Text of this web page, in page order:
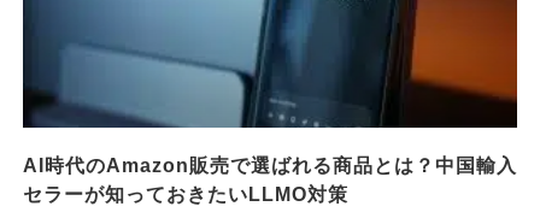
AI時代のAmazon販売で選ばれる商品とは？中国輸入
セラーが知っておきたいLLMO対策